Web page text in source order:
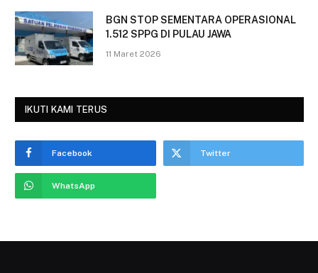
BGN STOP SEMENTARA OPERASIONAL
1.512 SPPG DI PULAU JAWA
11 Maret 2026
IKUTI KAMI TERUS
Facebook Twitter
WhatsApp